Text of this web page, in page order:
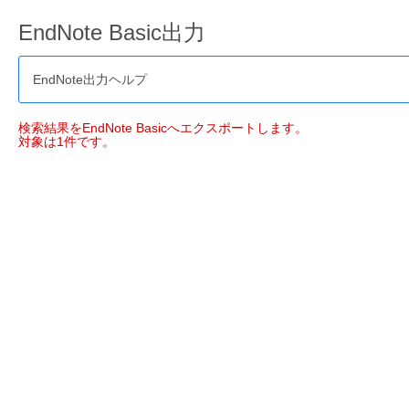
EndNote Basic出力
EndNote出力ヘルプ
検索結果をEndNote Basicへエクスポートします。
対象は1件です。